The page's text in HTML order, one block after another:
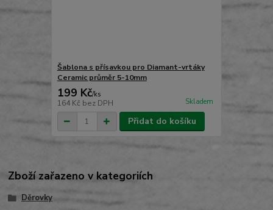
Šablona s přísavkou pro Diamant-vrtáky
Ceramic průměr 5-10mm
199 Kč/ks
164 Kč bez DPH Skladem
Přidat do košíku
Zboží zařazeno v kategoriích
Děrovky